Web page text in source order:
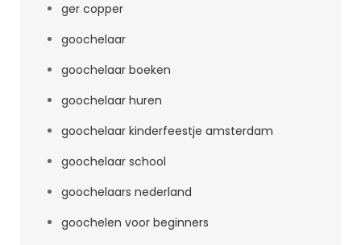
ger copper
goochelaar
goochelaar boeken
goochelaar huren
goochelaar kinderfeestje amsterdam
goochelaar school
goochelaars nederland
goochelen voor beginners